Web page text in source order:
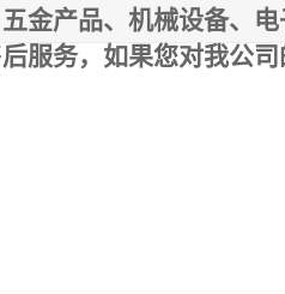
金产品、机械设备、
服务，如果您对我公